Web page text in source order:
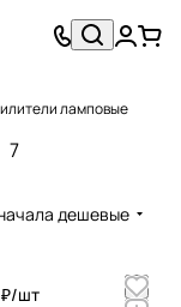
ламповые
7
дешевые
шт